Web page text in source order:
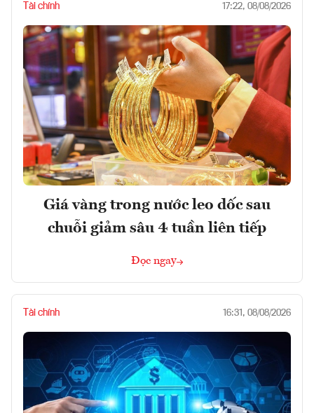
Tài chính 17:22, 08/08/2026
Giá vàng trong nước leo dốc sau
chuỗi giảm sâu 4 tuần liên tiếp
Đọc ngay
Tài chính 16:31, 08/08/2026